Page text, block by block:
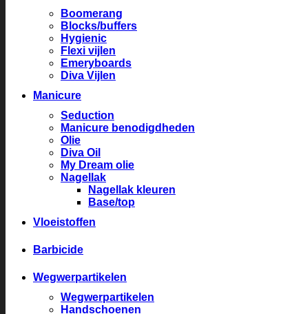
Boomerang
Blocks/buffers
Hygienic
Flexi vijlen
Emeryboards
Diva Vijlen
Manicure
Seduction
Manicure benodigdheden
Olie
Diva Oil
My Dream olie
Nagellak
Nagellak kleuren
Base/top
Vloeistoffen
Barbicide
Wegwerpartikelen
Wegwerpartikelen
Handschoenen